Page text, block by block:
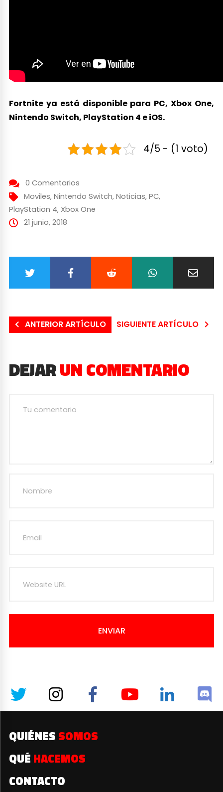
Fortnite ya está disponible para PC, Xbox One,
Nintendo Switch, PlayStation 4 e iOS.
4/5 - (1 voto)
0 Comentarios
Moviles, Nintendo Switch, Noticias, PC,
PlayStation 4, Xbox One
21 junio, 2018
ANTERIOR ARTÍCULO SIGUIENTE ARTÍCULO
DEJARUN COMENTARIO
ENVIAR
QUIÉNES SOMOS
QUÉ HACEMOS
CONTACTO